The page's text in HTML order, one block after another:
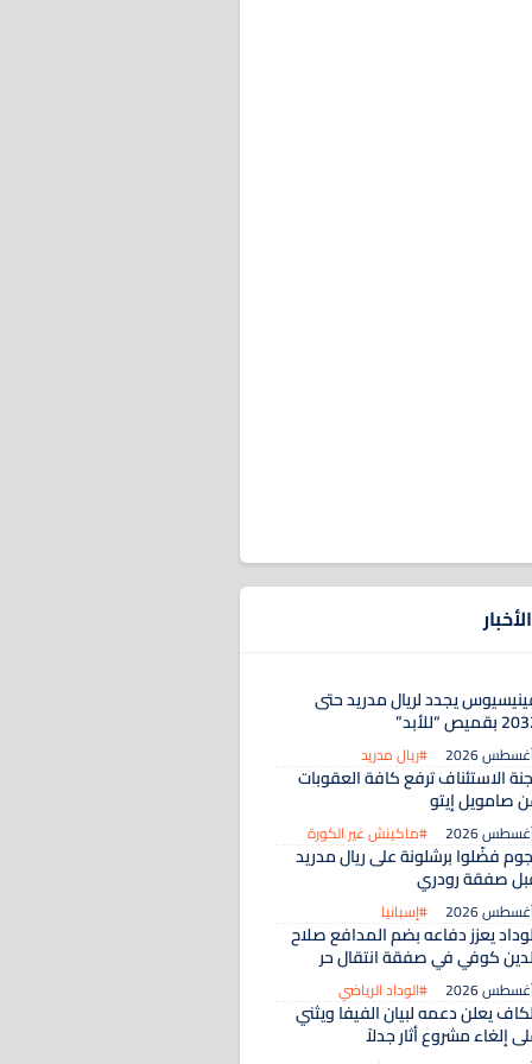
يجدد لريال مدريد حتى
“للأبد”
#ريال مدريد
الاستئناف ترفع كافة العقوبات
صامويل إيتو
#ماكينش غير الكورة
فضّلوا برشلونة على ريال مدريد
صفقة رودري
#إسبانيا
يعزز دفاعه بضم المدافع صلاح
كوفي في صفقة انتقال حر
#الوداد الرياضي
يعلن دعمه لبيان الفيفا ويثني
إلغاء مشروع أثار جدلاً